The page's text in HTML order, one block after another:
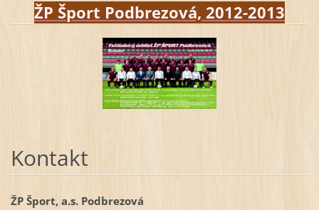
ŽP Šport Podbrezová, 2012-2013
Kontakt
ŽP Šport, a.s. Podbrezová